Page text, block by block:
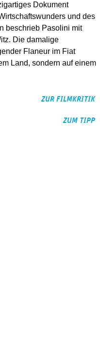
Dokument
und des
beschrieb Pasolini mit
Die damalige
Flaneur im Fiat
Land, sondern auf einem
ZUR FILMKRITIK
ZUM TIPP